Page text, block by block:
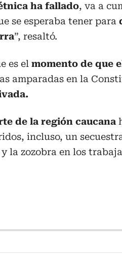
ha fallado, va a
se esperaba tener para
”, resaltó.
es el momento de que
amparadas en la
de la región caucana
incluso, un
la zozobra en los